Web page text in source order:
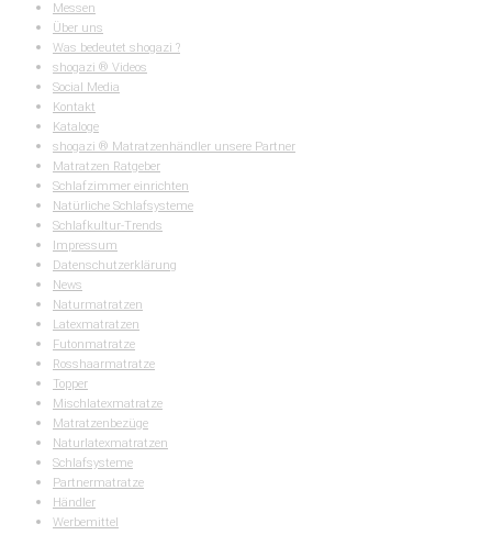
Messen
Über uns
Was bedeutet shogazi ?
shogazi ® Videos
Social Media
Kontakt
Kataloge
shogazi ® Matratzenhändler unsere Partner
Matratzen Ratgeber
Schlafzimmer einrichten
Natürliche Schlafsysteme
Schlafkultur-Trends
Impressum
Datenschutzerklärung
News
Naturmatratzen
Latexmatratzen
Futonmatratze
Rosshaarmatratze
Topper
Mischlatexmatratze
Matratzenbezüge
Naturlatexmatratzen
Schlafsysteme
Partnermatratze
Händler
Werbemittel